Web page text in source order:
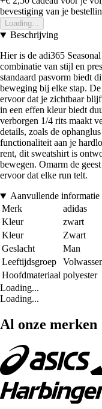
bevestiging van je
Loading...
Beschrijving
Hier is de adi365
combinatie van stijl en
standaard pasvorm biedt
beweging bij elke stap.
ervoor dat je zichtbaar
in een effen kleur biedt
verborgen 1/4 rits maakt
details, zoals de
functionaliteit aan je
rent, dit sweatshirt is
bewegen. Omarm de
ervoor dat elke run telt.
Aanvullende informatie
Merk
adidas
Kleur
zwart
Kleur
Zwart
Geslacht
Man
Leeftijdsgroep
Hoofdmateriaal polyester
Loading...
Loading...
Al onze merken